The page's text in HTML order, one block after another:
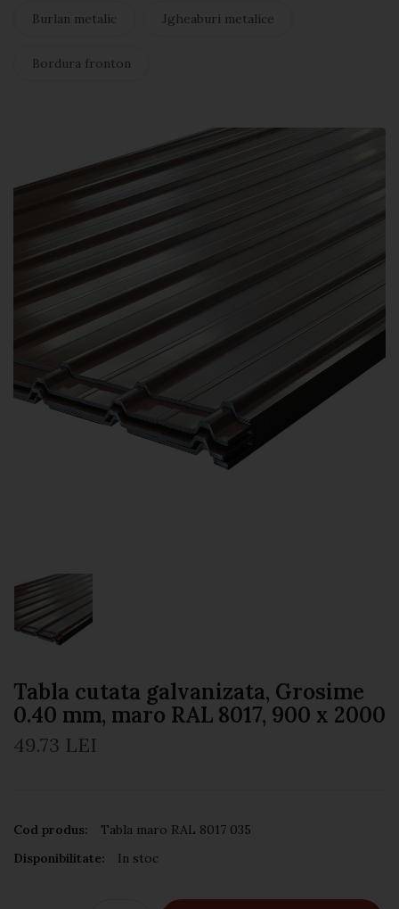
Burlan metalic Jgheaburi metalice
Bordura fronton
Tabla cutata galvanizata, Grosime
0.40 mm, maro RAL 8017, 900 x 2000
49.73 LEI
Cod produs:
Tabla maro RAL 8017 035
Disponibilitate:
In stoc